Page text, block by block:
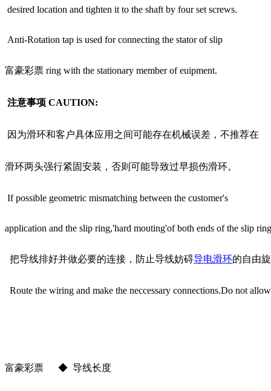
desired location and tighten it to the shaft by four set screws.
Anti-Rotation tap is used for connecting the stator of slip
富豪彩票 ring with the stationary member of euipment.
注意事项 CAUTION:
因为滑环和客户具体应用之间可能存在机械误差，不推荐在
滑环两头强行紧固安装，否则可能导致过早损伤滑环。
If possible geometric mismatching between the customer's
application and the slip ring,'hard mouting'of both ends of the slip
把导线排好并做必要的连接，防止导线妨碍导电滑环的自由
Route the wiring and make the neccessary connections.Do not
富豪彩票 ◆ 导线长度